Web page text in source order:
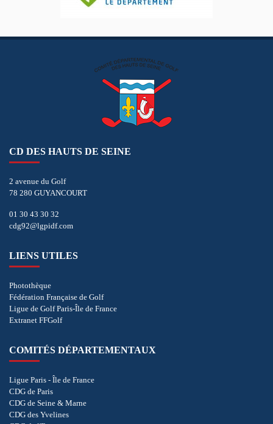
CD DES HAUTS DE SEINE
2 avenue du Golf
78 280 GUYANCOURT
01 30 43 30 32
cdg92@lgpidf.com
LIENS UTILES
Photothèque
Fédération Française de Golf
Ligue de Golf Paris-Île de France
Extranet FFGolf
COMITÉS DÉPARTEMENTAUX
Ligue Paris - Île de France
CDG de Paris
CDG de Seine & Marne
CDG des Yvelines